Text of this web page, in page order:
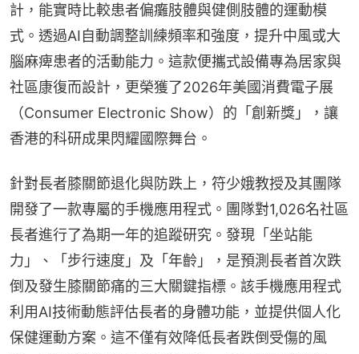
計，能實時比較患者偏癱肢體與健側肢體的運動模
式。透過AI自動調整訓練頻率和強度，提升中風或大
腦麻痺患者的活動能力。這款便攜式設備專為居家與
社區康復而設計，更榮獲了2026年美國消費電子展
（Consumer Electronic Show）的「創新獎」，讓
香港的科研成果閃耀國際舞台。
針對長者膝關節退化與防跌上，符少娥教授及其團隊
開發了一款專屬的手機應用程式。團隊對1,026名社區
長者進行了為期一年的追蹤研究。發現「坐站能
力」、「步行速度」及「年齡」，是預測長者首次跌
倒及發生膝關節痛的三大關鍵指標。該手機應用程式
利用AI技術動態評估長者的身體功能，並提供個人化
保健運動方案。這不僅有效降低長者跌倒受傷的風